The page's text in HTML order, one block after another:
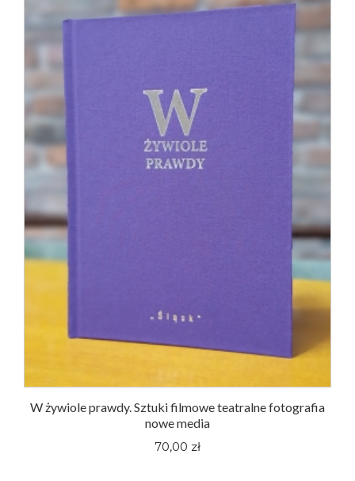
W żywiole prawdy. Sztuki filmowe teatralne fotografia
nowe media
70,00 zł